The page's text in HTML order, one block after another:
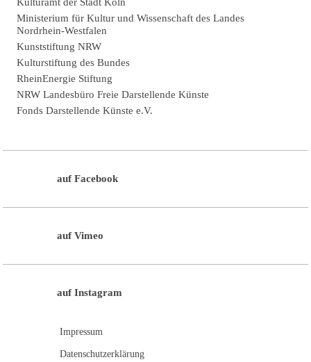
Ministerium für Kultur und Wissenschaft des Landes
Nordrhein-Westfalen
Kunststiftung NRW
Kulturstiftung des Bundes
RheinEnergie Stiftung
NRW Landesbüro Freie Darstellende Künste
Fonds Darstellende Künste e.V.
auf Facebook
auf Vimeo
auf Instagram
Impressum
Datenschutzerklärung